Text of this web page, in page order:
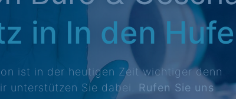
in In den
ist in der heutigen Zeit wichtiger denn
unterstützen Sie dabei. Rufen Sie uns